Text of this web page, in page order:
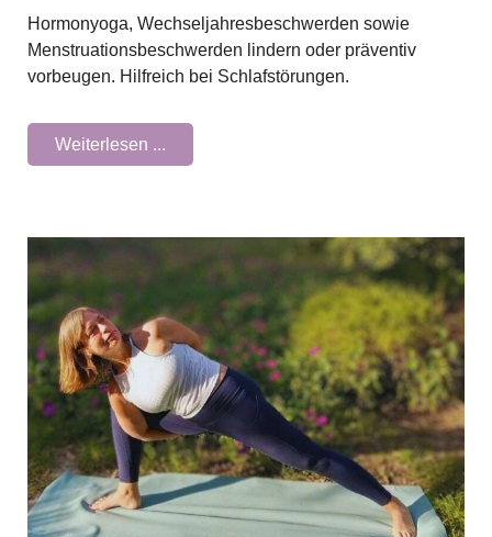
Hormonyoga, Wechseljahresbeschwerden sowie
Menstruationsbeschwerden lindern oder präventiv
vorbeugen. Hilfreich bei Schlafstörungen.
Weiterlesen ...